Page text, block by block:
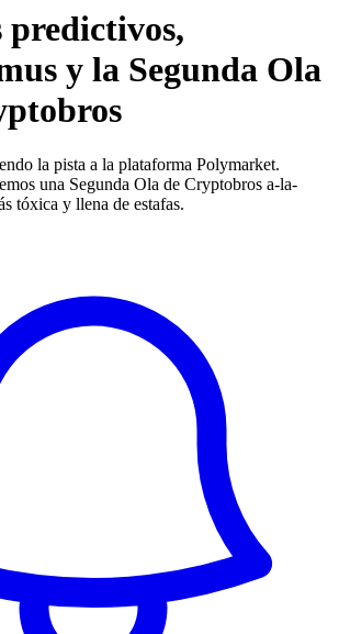
predictivos,
y la Segunda Ola
la pista a la plataforma Polymarket.
una Segunda Ola de Cryptobros a-la-
tóxica y llena de estafas.